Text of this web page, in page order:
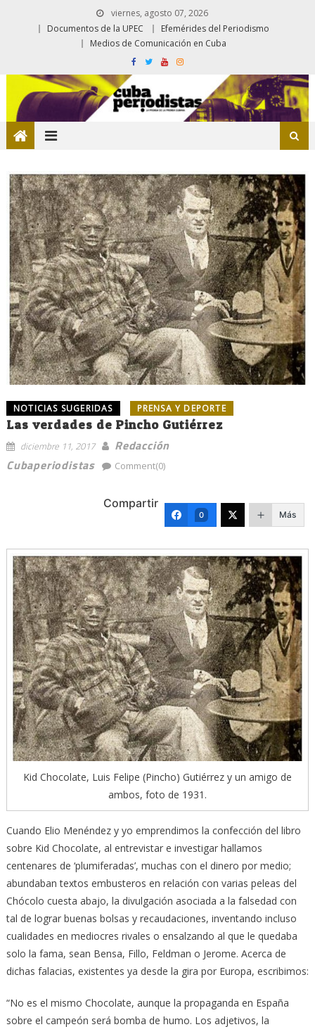
viernes, agosto 07, 2026
Documentos de la UPEC
Efemérides del Periodismo
Medios de Comunicación en Cuba
NOTICIAS SUGERIDAS PRENSA Y DEPORTE
Las verdades de Pincho Gutiérrez
diciembre 11, 2017
Redacción
Cubaperiodistas
Comment(0)
Compartir
0 Más
Kid Chocolate, Luis Felipe (Pincho) Gutiérrez y un amigo de
ambos, foto de 1931.
Cuando Elio Menéndez y yo emprendimos la confección del libro
sobre Kid Chocolate, al entrevistar e investigar hallamos
centenares de ‘plumiferadas’, muchas con el dinero por medio;
abundaban textos embusteros en relación con varias peleas del
Chócolo cuesta abajo, la divulgación asociada a la falsedad con
tal de lograr buenas bolsas y recaudaciones, inventando incluso
cualidades en mediocres rivales o ensalzando al que le quedaba
solo la fama, sean Bensa, Fillo, Feldman o Jerome. Acerca de
dichas falacias, existentes ya desde la gira por Europa, escribimos:
“No es el mismo Chocolate, aunque la propaganda en España
sobre el campeón será bomba de humo. Los adjetivos, la